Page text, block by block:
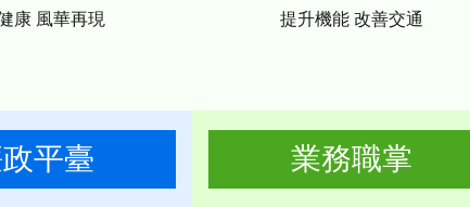
康 風華再現
提升機能 改善交通
平臺 業務職掌